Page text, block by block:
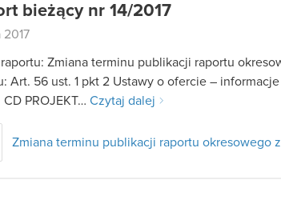
bieżący nr 14/2017
2017
Zmiana terminu publikacji raportu
Art. 56 ust. 1 pkt 2 Ustawy o ofercie –
PROJEKT… Czytaj dalej
Zmiana terminu publikacji raportu okresowego